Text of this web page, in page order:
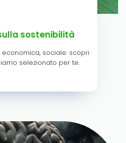
sostenibilità
sociale: scopri
selezionato per te.